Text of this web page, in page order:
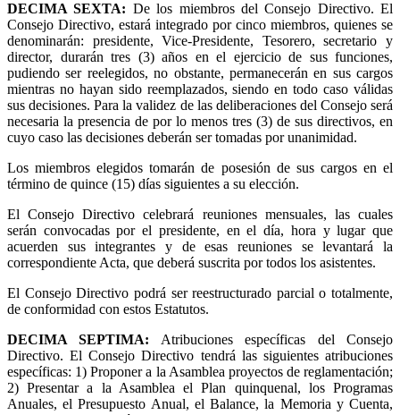
DECIMA SEXTA: De los miembros del Consejo Directivo. El
Consejo Directivo, estará integrado por cinco miembros, quienes se
denominarán: presidente, Vice-Presidente, Tesorero, secretario y
director, durarán tres (3) años en el ejercicio de sus funciones,
pudiendo ser reelegidos, no obstante, permanecerán en sus cargos
mientras no hayan sido reemplazados, siendo en todo caso válidas
sus decisiones. Para la validez de las deliberaciones del Consejo será
necesaria la presencia de por lo menos tres (3) de sus directivos, en
cuyo caso las decisiones deberán ser tomadas por unanimidad.
Los miembros elegidos tomarán de posesión de sus cargos en el
término de quince (15) días siguientes a su elección.
El Consejo Directivo celebrará reuniones mensuales, las cuales
serán convocadas por el presidente, en el día, hora y lugar que
acuerden sus integrantes y de esas reuniones se levantará la
correspondiente Acta, que deberá suscrita por todos los asistentes.
El Consejo Directivo podrá ser reestructurado parcial o totalmente,
de conformidad con estos Estatutos.
DECIMA SEPTIMA: Atribuciones específicas del Consejo
Directivo. El Consejo Directivo tendrá las siguientes atribuciones
específicas: 1) Proponer a la Asamblea proyectos de reglamentación;
2) Presentar a la Asamblea el Plan quinquenal, los Programas
Anuales, el Presupuesto Anual, el Balance, la Memoria y Cuenta,